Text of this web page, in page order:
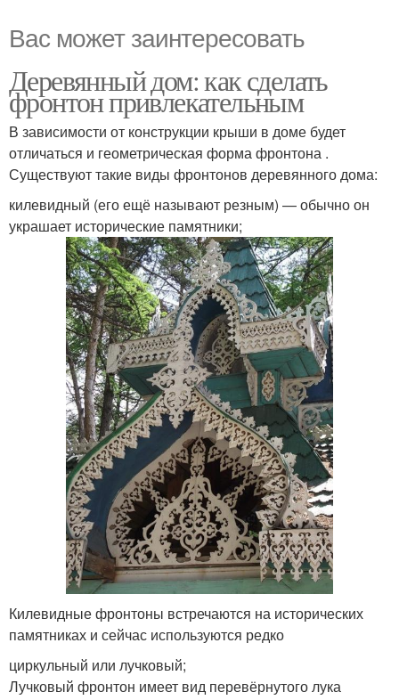
Вас может заинтересовать
Деревянный дом: как сделать
фронтон привлекательным
В зависимости от конструкции крыши в доме будет
отличаться и геометрическая форма фронтона .
Существуют такие виды фронтонов деревянного дома:
килевидный (его ещё называют резным) — обычно он
украшает исторические памятники;
Килевидные фронтоны встречаются на исторических
памятниках и сейчас используются редко
циркульный или лучковый;
Лучковый фронтон имеет вид перевёрнутого лука